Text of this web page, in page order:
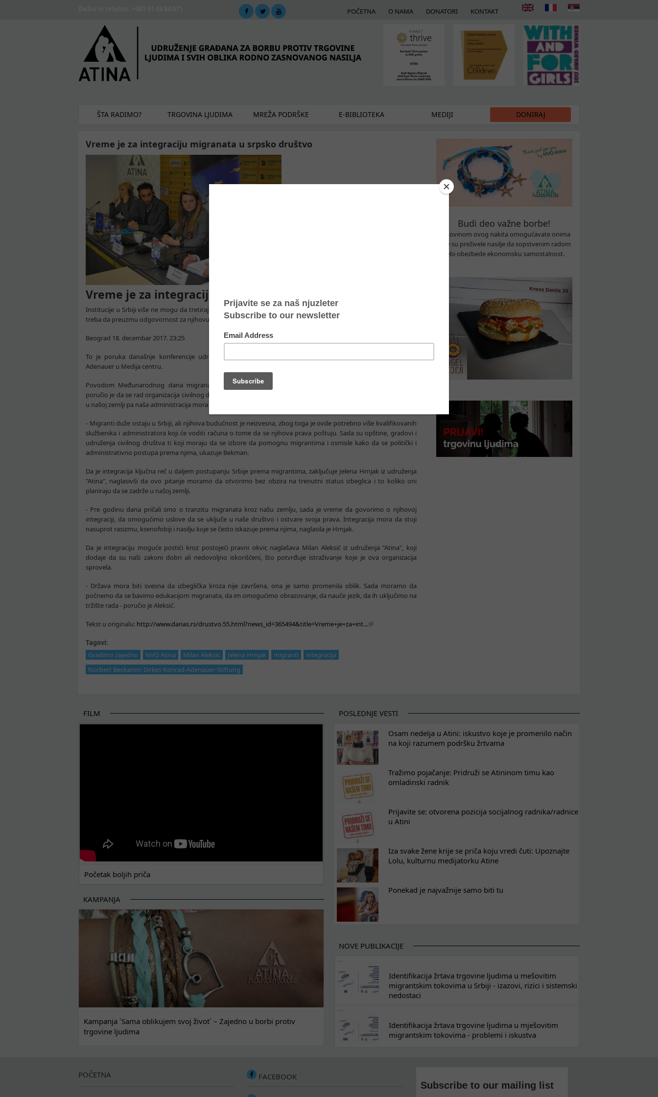
POČETNA O NAMA DONATORI KONTAKT
ŠTA RADIMO? TRGOVINA LJUDIMA MREŽA PODRŠKE E-BIBLIOTEKA MEDIJI DONIRAJ
Vreme je za integraciju migranata u srpsko društvo
Vreme je za integraciju migranata u srpsko društvo
Institucije u Srbiji više ne mogu da tretiraju migrante sa Bliskog istoka kao da su na našoj teritoriji u prolazu, već
treba da preuzmu odgovornost za njihovu integraciju u srpsko društvo.
Beograd 18. decembar 2017. 23:25
To je poruka današnje konferencije udruženja za borbu protiv trgovine ljudima "Atina" i fondacije Konrad
Adenauer u Medija centru.
Povodom Međunarodnog dana migranata, Norbert Bekman, direktor Fondacije Konrad Adenauer u Srbiji,
poručio je da se rad organizacija civilnog društva sa izbeglicama u Srbiji promenio jer i migranti sada duže borave
u našoj zemlji pa naša administracija mora da se prilagodi i odgovori na njihove potrebe.
- Migranti duže ostaju u Srbiji, ali njihova budućnost je neizvesna, zbog toga je ovde potrebno više kvalifikovanih
službenika i administratora koji će voditi računa o tome da se njihova prava poštuju. Sada su opštine, gradovi i
udruženja civilnog društva ti koji moraju da se izbore da pomognu migrantima i osmisle kako da se politički i
administrativno postupa prema njima, ukazuje Bekman.
Da je integracija ključna reč u daljem postupanju Srbije prema migrantima, zaključuje Jelena Hrnjak iz udruženja
"Atina", naglasivši da ovo pitanje moramo da otvorimo bez obzira na trenutni status izbeglica i to koliko oni
planiraju da se zadrže u našoj zemlji.
- Pre godinu dana pričali smo o tranzitu migranata kroz našu zemlju, sada je vreme da govorimo o njihovoj
integraciji, da omogućimo uslove da se uključe u naše društvo i ostvare svoja prava. Integracija mora da stoji
nasuprot rasizmu, ksenofobiji i nasilju koje se često iskazuje prema njima, naglasila je Hrnjak.
Da je integraciju moguće postići kroz postojeći pravni okvir, naglašava Milan Aleksić iz udruženja "Atina", koji
dodaje da su naši zakoni dobri ali nedovoljno iskorišćeni, što potvrđuje istraživanje koje je ova organizacija
sprovela.
- Država mora biti svesna da izbeglička kroza nije završena, ona je samo promenila oblik. Sada moramo da
počnemo da se bavimo edukacijom migranata, da im omogućimo obrazovanje, da nauče jezik, da ih uključimo na
tržište rada - poručio je Aleksić.
Tekst u originalu: http://www.danas.rs/drustvo.55.html?news_id=365494&title=Vreme+je+za+int...
Tagovi:
Gradimo zajedno
NVO Atina Milan Aleksic Jelena Hrnjak migranti
integracija
Norbert Beckamm Dirkes Konrad-Adenauer-Stiftung
Budi deo važne borbe!
Kupovinom ovog nakita omogućavate onima
koje su preživele nasilje da sopstvenim radom
sebi obezbede ekonomsku samostalnost.
FILM
Početak boljih priča
KAMPANJA
Kampanja `Sama oblikujem svoj život` – Zajedno u borbi protiv
trgovine ljudima
POSLEDNJE VESTI
Osam nedelja u Atini: iskustvo koje je promenilo način
na koji razumem podršku žrtvama
Tražimo pojačanje: Pridruži se Atininom timu kao
omladinski radnik
Prijavite se: otvorena pozicija socijalnog radnika/radnice
u Atini
Iza svake žene krije se priča koju vredi čuti: Upoznajte
Lolu, kulturnu medijatorku Atine
Ponekad je najvažnije samo biti tu
NOVE PUBLIKACIJE
Identifikacija žrtava trgovine ljudima u mešovitim
migrantskim tokovima u Srbiji - izazovi, rizici i sistemski
nedostaci
Identifikacija žrtava trgovine ljudima u mješovitim
migrantskim tokovima - problemi i iskustva
POČETNA FACEBOOK
Subscribe to our mailing list